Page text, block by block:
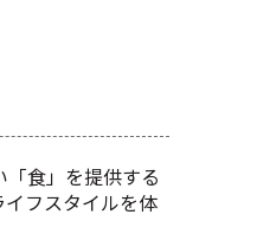
食」を提供する
フスタイルを体